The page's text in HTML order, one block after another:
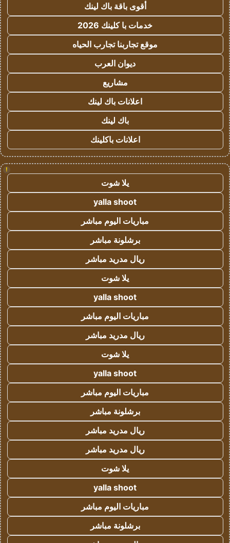
أقوى باقة باك لينك
خدمات با كلينك 2026
موقع تجاربنا تجارب الحياه
ديوان العرب
مشاريع
اعلانات باك لينك
باك لينك
اعلانات باكلينك
!
يلا شوت
yalla shoot
مباريات اليوم مباشر
برشلونة مباشر
ريال مدريد مباشر
يلا شوت
yalla shoot
مباريات اليوم مباشر
ريال مدريد مباشر
يلا شوت
yalla shoot
مباريات اليوم مباشر
برشلونة مباشر
ريال مدريد مباشر
ريال مدريد مباشر
يلا شوت
yalla shoot
مباريات اليوم مباشر
برشلونة مباشر